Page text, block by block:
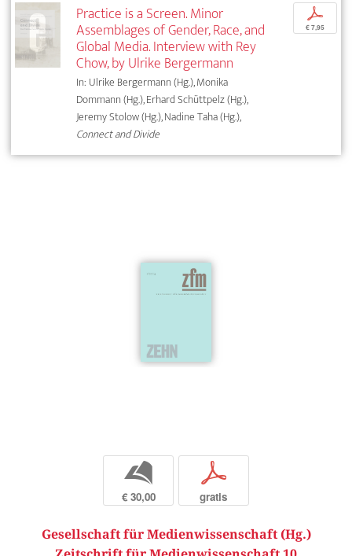
Practice is a Screen. Minor
Assemblages of Gender, Race, and
Global Media. Interview with Rey
Chow, by Ulrike Bergermann
In: Ulrike Bergermann (Hg.), Monika
Dommann (Hg.), Erhard Schüttpelz (Hg.),
Jeremy Stolow (Hg.), Nadine Taha (Hg.),
Connect and Divide
p
€ 7,95
b
€ 30,00
p
gratis
Gesellschaft für Medienwissenschaft (Hg.)